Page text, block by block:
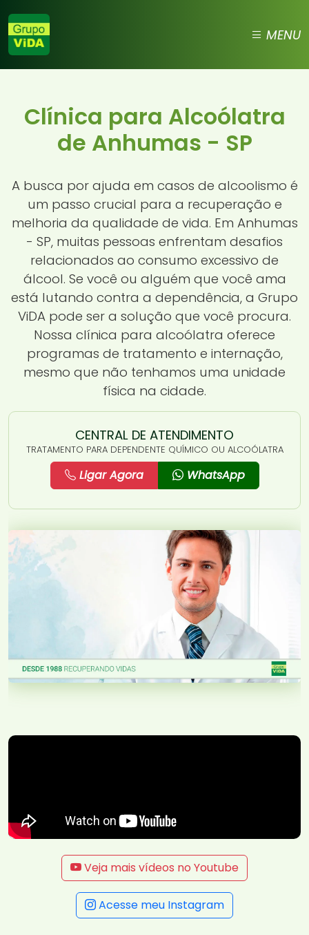
MENU
Clínica para Alcoólatra
de Anhumas - SP
A busca por ajuda em casos de alcoolismo é
um passo crucial para a recuperação e
melhoria da qualidade de vida. Em Anhumas
- SP, muitas pessoas enfrentam desafios
relacionados ao consumo excessivo de
álcool. Se você ou alguém que você ama
está lutando contra a dependência, a Grupo
ViDA pode ser a solução que você procura.
Nossa clínica para alcoólatra oferece
programas de tratamento e internação,
mesmo que não tenhamos uma unidade
física na cidade.
CENTRAL DE ATENDIMENTO
TRATAMENTO PARA DEPENDENTE QUÍMICO OU ALCOÓLATRA
Ligar Agora WhatsApp
Veja mais vídeos no Youtube
Acesse meu Instagram